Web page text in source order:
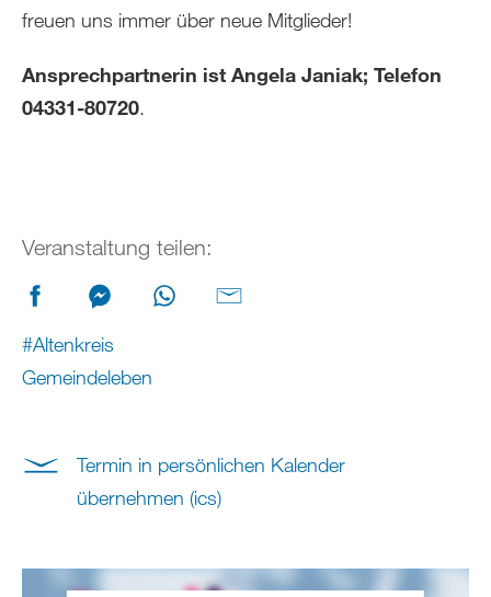
freuen uns immer über neue Mitglieder!
Ansprechpartnerin ist Angela Janiak; Telefon
04331-80720.
Veranstaltung teilen:
#Altenkreis
Gemeindeleben
Termin in persönlichen Kalender
übernehmen (ics)